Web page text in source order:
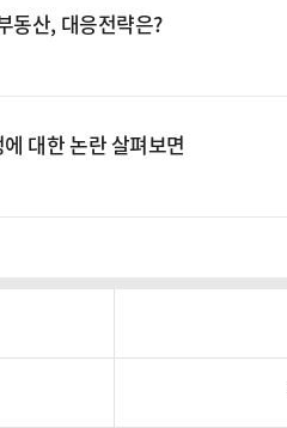
동산, 대응전략은?
대한 논란 살펴보면